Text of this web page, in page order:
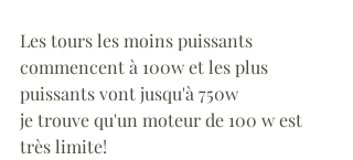
Les tours les moins puissants
commencent à 100w et les plus
puissants vont jusqu'à 750w
je trouve qu'un moteur de 100 w est
très limite!